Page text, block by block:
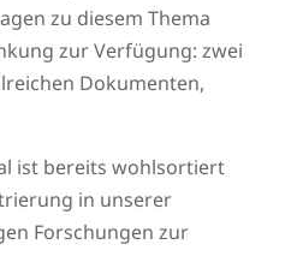
zu diesem Thema
zur Verfügung: zwei
Dokumenten,
ist bereits wohlsortiert
in unserer
Forschungen zur